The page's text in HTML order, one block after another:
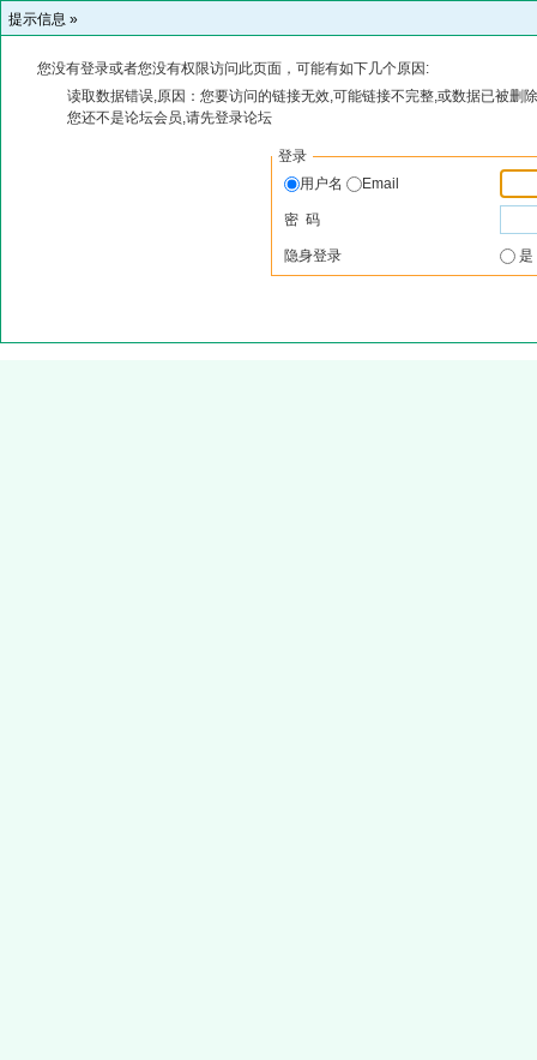
提示信息 »
您没有登录或者您没有权限访问此页面，可能有如下几个原因:
读取数据错误,原因：您要访问的链接无效,可能链接不完整,或数据已被删
您还不是论坛会员,请先登录论坛
登录
用户名
Email
密 码
隐身登录